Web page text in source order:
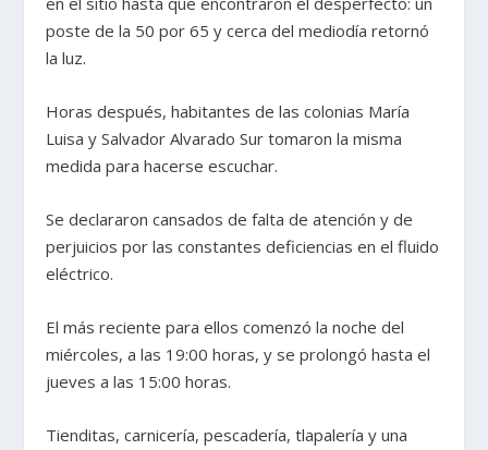
poste de la 50 por 65 y cerca del mediodía retornó
la luz.
Horas después, habitantes de las colonias María
Luisa y Salvador Alvarado Sur tomaron la misma
medida para hacerse escuchar.
Se declararon cansados de falta de atención y de
perjuicios por las constantes deficiencias en el fluido
eléctrico.
El más reciente para ellos comenzó la noche del
miércoles, a las 19:00 horas, y se prolongó hasta el
jueves a las 15:00 horas.
Tienditas, carnicería, pescadería, tlapalería y una